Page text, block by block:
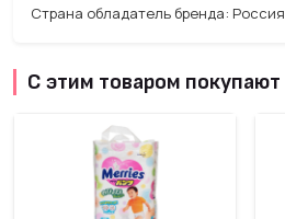
Страна обладатель бренда: Россия
С этим товаром покупают